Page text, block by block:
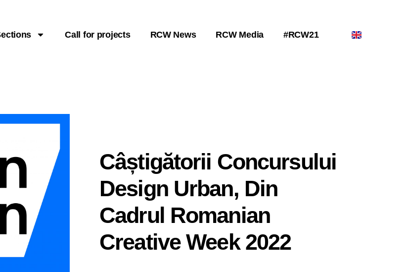
Call for projects RCW News RCW Media #RCW21
Câștigătorii Concursului
Design Urban, Din
Cadrul Romanian
Creative Week 2022